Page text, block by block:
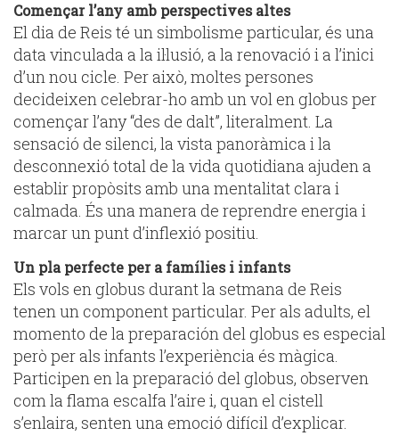
Començar l’any amb perspectives altes
El dia de Reis té un simbolisme particular, és una
data vinculada a la il·lusió, a la renovació i a l’inici
d’un nou cicle. Per això, moltes persones
decideixen celebrar-ho amb un vol en globus per
començar l’any “des de dalt”, literalment. La
sensació de silenci, la vista panoràmica i la
desconnexió total de la vida quotidiana ajuden a
establir propòsits amb una mentalitat clara i
calmada. És una manera de reprendre energia i
marcar un punt d’inflexió positiu.
Un pla perfecte per a famílies i infants
Els vols en globus durant la setmana de Reis
tenen un component particular. Per als adults, el
momento de la preparación del globus es especial
però per als infants l’experiència és màgica.
Participen en la preparació del globus, observen
com la flama escalfa l’aire i, quan el cistell
s’enlaira, senten una emoció difícil d’explicar.